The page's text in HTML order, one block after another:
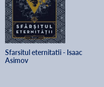
Sfarsitul eternitatii - Isaac
Asimov